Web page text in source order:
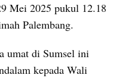
Mei 2025 pukul 12.18
Palembang.
umat di Sumsel ini
kepada Wali